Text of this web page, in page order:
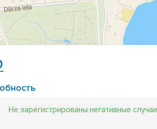
Не зарегистрированы негативные случаи